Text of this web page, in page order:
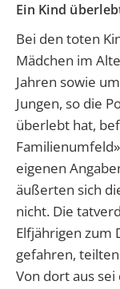
Ein Kind
Bei den toten
Mädchen im
Jahren sowie
Jungen, so die
überlebt hat,
eigenen
äußerten sich
nicht. Die
Elfjährigen zum
gefahren,
Von dort aus